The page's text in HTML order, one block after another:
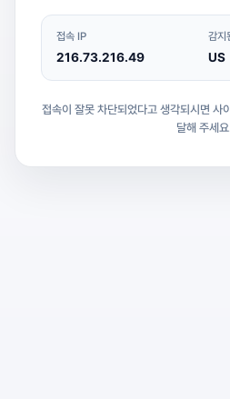
접속 IP
216.73.216.49
감지
US
접속이 잘못 차단되었다고 생각되시면 사
달해 주세